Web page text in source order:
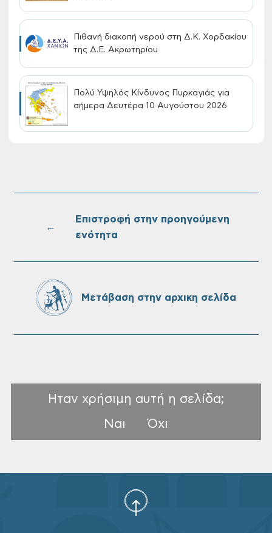
Πιθανή διακοπή νερού στη Δ.Κ. Χορδακίου
της Δ.Ε. Ακρωτηρίου
Πολύ Υψηλός Κίνδυνος Πυρκαγιάς για
σήμερα Δευτέρα 10 Αυγούστου 2026
στις 10-08-2026
←
Επιστροφή στην προηγούμενη
ενότητα
Μετάβαση στην αρχικη σελίδα
Ηταν χρήσιμη αυτή η σελίδα;
Ναι
Όχι